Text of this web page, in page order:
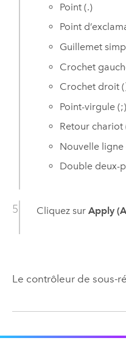
Point (.)
Point
Guillemet
Crochet
Crochet droit
Point-virgule (;)
Retour chariot
Nouvelle ligne
Double deux-
Cliquez sur Apply
Le contrôleur de sous-